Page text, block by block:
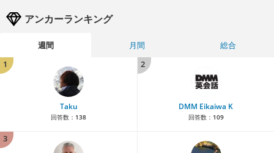
アンカーランキング
週間 月間
総合
1
Taku
回答数： 138
2
DMM Eikaiwa K
回答数： 109
3